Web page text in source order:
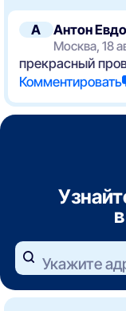
А Антон
Москва, 18
прекрасный
Комментировать
Укажите